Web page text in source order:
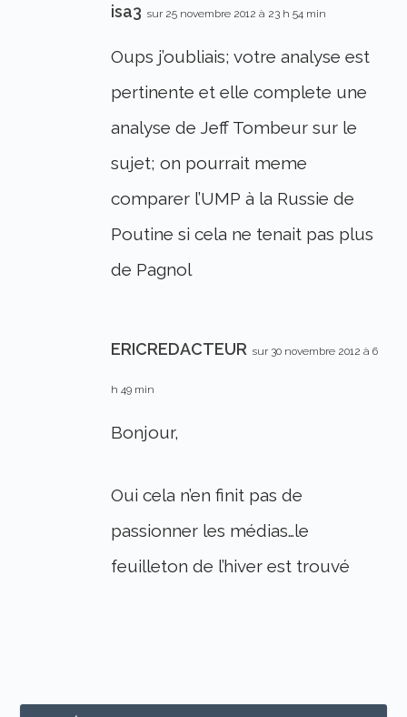
isa3 sur 25 novembre 2012 à 23 h 54 min
Oups j’oubliais; votre analyse est
pertinente et elle complete une
analyse de Jeff Tombeur sur le
sujet; on pourrait meme
comparer l’UMP à la Russie de
Poutine si cela ne tenait pas plus
de Pagnol
ERICREDACTEUR sur 30 novembre 2012 à 6
h 49 min
Bonjour,
Oui cela n’en finit pas de
passionner les médias…le
feuilleton de l’hiver est trouvé